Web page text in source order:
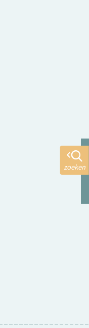
zoeken